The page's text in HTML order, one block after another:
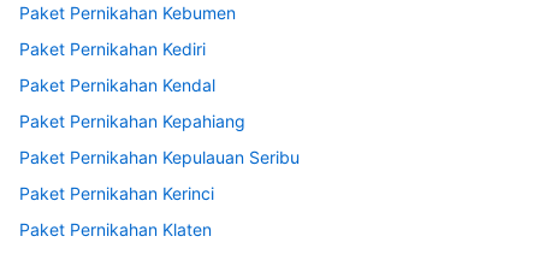
Paket Pernikahan Kebumen
Paket Pernikahan Kediri
Paket Pernikahan Kendal
Paket Pernikahan Kepahiang
Paket Pernikahan Kepulauan Seribu
Paket Pernikahan Kerinci
Paket Pernikahan Klaten